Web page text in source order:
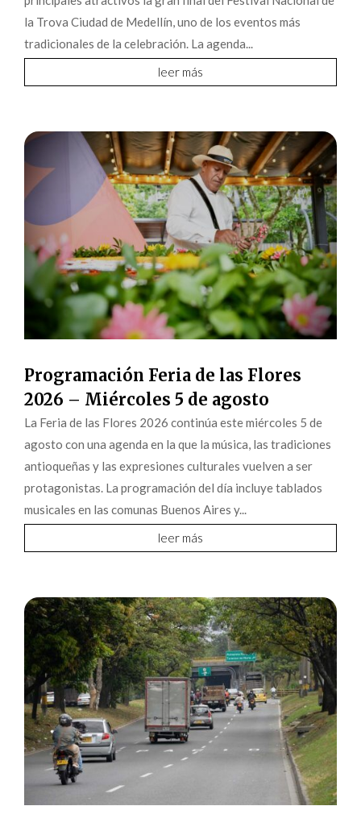
la Trova Ciudad de Medellín, uno de los eventos más
tradicionales de la celebración. La agenda...
leer más
Programación Feria de las Flores
2026 – Miércoles 5 de agosto
La Feria de las Flores 2026 continúa este miércoles 5 de
agosto con una agenda en la que la música, las tradiciones
antioqueñas y las expresiones culturales vuelven a ser
protagonistas. La programación del día incluye tablados
musicales en las comunas Buenos Aires y...
leer más